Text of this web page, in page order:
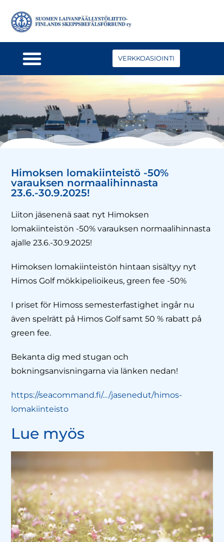
VERKKOASIOINTI
Himoksen lomakiinteistö -50%
varauksen normaalihinnasta
23.6.-30.9.2025!
Liiton jäsenenä saat nyt Himoksen
lomakiinteistön -50% varauksen normaalihinnasta
ajalle 23.6.-30.9.2025!
Himoksen lomakiinteistön hintaan sisältyy nyt
Himos Golf mökkipelioikeus, green fee -50%
I priset för Himoss semesterfastighet ingår nu
även spelrätt på Himos Golf samt 50 % rabatt på
green fee.
Bekanta dig med stugan och
bokningsanvisningarna via länken nedan!
https://seacommand.fi/…/jasenedut/himos-
lomakiinteisto
Lue myös